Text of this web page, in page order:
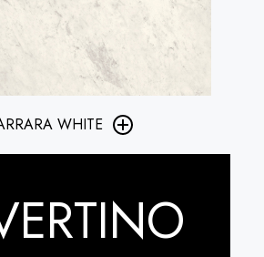
WHITE